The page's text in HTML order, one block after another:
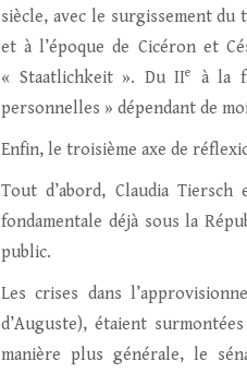
siècle, avec le surgissement du
et à l’époque de Cicéron et
« Staatlichkeit ». Du IIe à la
personnelles » dépendant de
Enfin, le troisième axe de
Tout d’abord, Claudia
fondamentale déjà sous la
public.
Les crises dans
d’Auguste), étaient
manière plus générale, le